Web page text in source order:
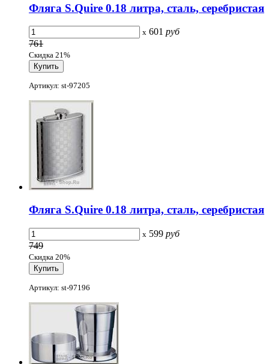
Фляга S.Quire 0.18 литра, сталь, серебристая
x 601 руб
761
Скидка 21%
Артикул: st-97205
Фляга S.Quire 0.18 литра, сталь, серебристая
x 599 руб
749
Скидка 20%
Артикул: st-97196